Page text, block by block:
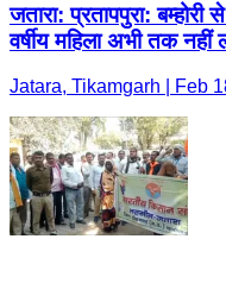
जतारा: प्रतापपुरा:
वर्षीय महिला अभी तक नहीं
Jatara, Tikamgarh | Feb